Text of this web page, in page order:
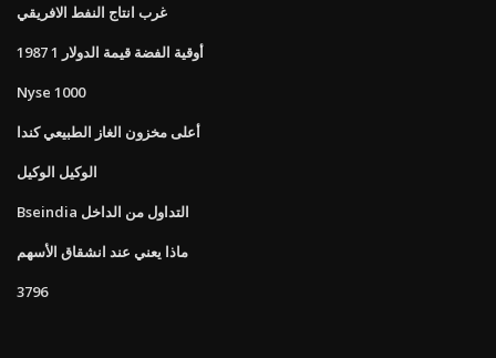
غرب انتاج النفط الافريقي
1987 1 أوقية الفضة قيمة الدولار
Nyse 1000
أعلى مخزون الغاز الطبيعي كندا
الوكيل الوكيل
Bseindia التداول من الداخل
ماذا يعني عند انشقاق الأسهم
3796